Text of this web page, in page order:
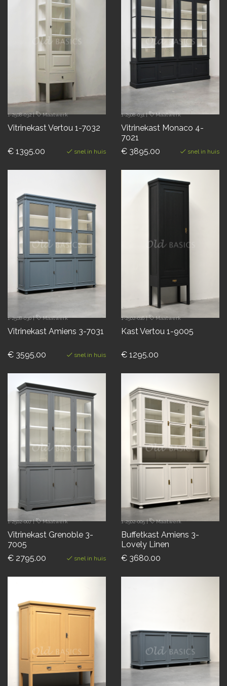
1-2508-032| Maatwerk
Vitrinekast Vertou 1-7032
€ 1395.00 snel in huis
1-2508-031| Maatwerk
Vitrinekast Monaco 4-
7021
€ 3895.00
snel in huis
1-2508-030| Maatwerk
Vitrinekast Amiens 3-7031
€ 3595.00 snel in huis
1-2502-016| Maatwerk
Kast Vertou 1-9005
€ 1295.00
1-2502-007| Maatwerk
Vitrinekast Grenoble 3-
7005
€ 2795.00
snel in huis
1-2502-005| Maatwerk
Buffetkast Amiens 3-
Lovely Linen
€ 3680.00